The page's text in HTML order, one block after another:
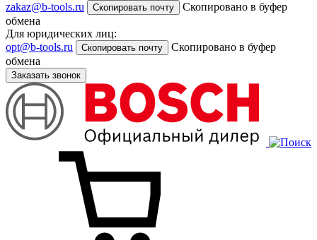
zakaz@b-tools.ru
Скопировать почту
Скопировано в буфер
обмена
Для юридических лиц:
opt@b-tools.ru
Скопировать почту
Скопировано в буфер
обмена
Заказать звонок